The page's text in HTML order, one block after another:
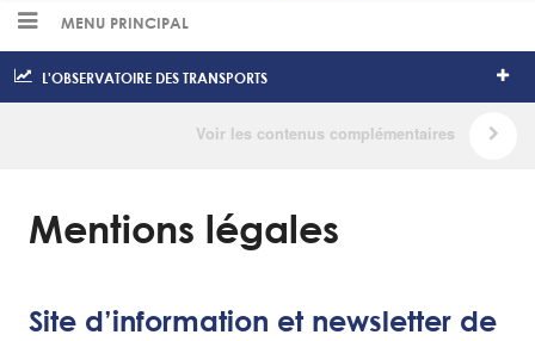
MENU PRINCIPAL
L'OBSERVATOIRE DES TRANSPORTS
Mentions légales
Site d’information et newsletter de